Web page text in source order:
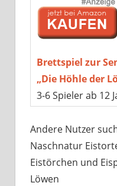
Brettspiel zur
„Die Höhle der
3-6 Spieler ab 12
Andere Nutzer
Naschnatur
Eistörchen und
Löwen